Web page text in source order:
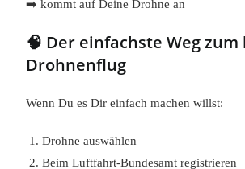
➡️ kommt auf Deine Drohne an
🧠 Der einfachste Weg zum
Drohnenflug
Wenn Du es Dir einfach machen willst:
Drohne auswählen
Beim Luftfahrt-Bundesamt registrieren